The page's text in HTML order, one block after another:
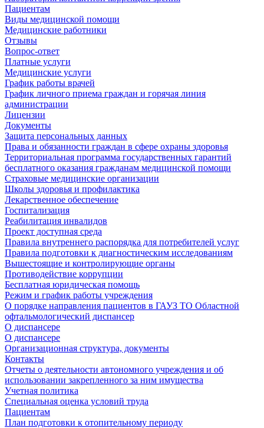
Пациентам
Виды медицинской помощи
Медицинские работники
Отзывы
Вопрос-ответ
Платные услуги
Медицинские услуги
График работы врачей
График личного приема граждан и горячая линия
администрации
Лицензии
Документы
Защита персональных данных
Права и обязанности граждан в сфере охраны здоровья
Территориальная программа государственных гарантий
бесплатного оказания гражданам медицинской помощи
Страховые медицинские организации
Школы здоровья и профилактика
Лекарственное обеспечение
Госпитализация
Реабилитация инвалидов
Проект доступная среда
Правила внутреннего распорядка для потребителей услуг
Правила подготовки к диагностическим исследованиям
Вышестоящие и контролирующие органы
Противодействие коррупции
Бесплатная юридическая помощь
Режим и график работы учреждения
О порядке направления пациентов в ГАУЗ ТО Областной
офтальмологический диспансер
О диспансере
О диспансере
Организационная структура, документы
Контакты
Отчеты о деятельности автономного учреждения и об
использовании закрепленного за ним имущества
Учетная политика
Специальная оценка условий труда
Пациентам
План подготовки к отопительному периоду